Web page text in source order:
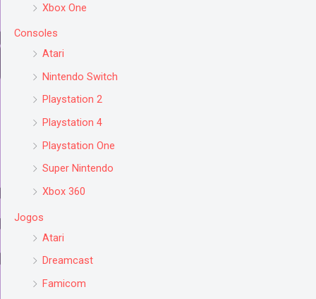
Xbox One
Consoles
Atari
Nintendo Switch
Playstation 2
Playstation 4
Playstation One
Super Nintendo
Xbox 360
Jogos
Atari
Dreamcast
Famicom